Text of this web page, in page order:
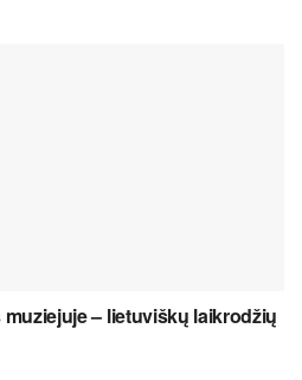
– lietuviškų laikrodžių